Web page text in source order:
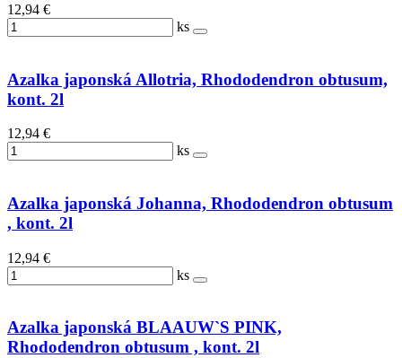
12,94 €
ks
Azalka japonská Allotria, Rhododendron obtusum,
kont. 2l
12,94 €
ks
Azalka japonská Johanna, Rhododendron obtusum
, kont. 2l
12,94 €
ks
Azalka japonská BLAAUW`S PINK,
Rhododendron obtusum , kont. 2l